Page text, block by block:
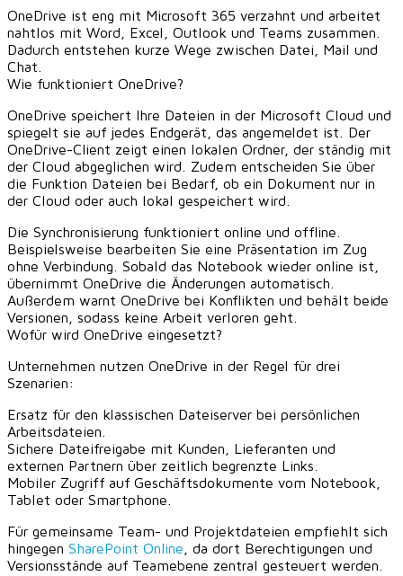
OneDrive ist eng mit Microsoft 365 verzahnt und arbeitet
nahtlos mit Word, Excel, Outlook und Teams zusammen.
Dadurch entstehen kurze Wege zwischen Datei, Mail und
Chat.
Wie funktioniert OneDrive?
OneDrive speichert Ihre Dateien in der Microsoft Cloud und
spiegelt sie auf jedes Endgerät, das angemeldet ist. Der
OneDrive-Client zeigt einen lokalen Ordner, der ständig mit
der Cloud abgeglichen wird. Zudem entscheiden Sie über
die Funktion Dateien bei Bedarf, ob ein Dokument nur in
der Cloud oder auch lokal gespeichert wird.
Die Synchronisierung funktioniert online und offline.
Beispielsweise bearbeiten Sie eine Präsentation im Zug
ohne Verbindung. Sobald das Notebook wieder online ist,
übernimmt OneDrive die Änderungen automatisch.
Außerdem warnt OneDrive bei Konflikten und behält beide
Versionen, sodass keine Arbeit verloren geht.
Wofür wird OneDrive eingesetzt?
Unternehmen nutzen OneDrive in der Regel für drei
Szenarien:
Ersatz für den klassischen Dateiserver bei persönlichen
Arbeitsdateien.
Sichere Dateifreigabe mit Kunden, Lieferanten und
externen Partnern über zeitlich begrenzte Links.
Mobiler Zugriff auf Geschäftsdokumente vom Notebook,
Tablet oder Smartphone.
Für gemeinsame Team- und Projektdateien empfiehlt sich
hingegen SharePoint Online , da dort Berechtigungen und
Versionsstände auf Teamebene zentral gesteuert werden.